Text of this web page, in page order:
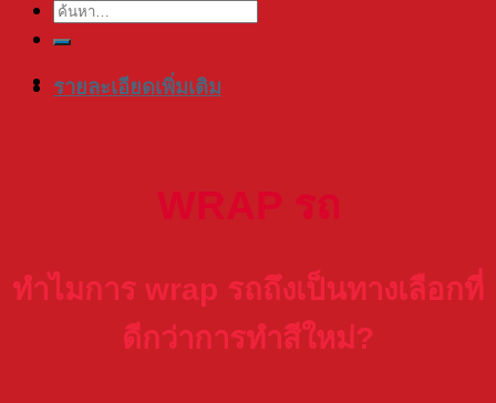
ค้นหา:
รายละเอียดเพิ่มเติม
WRAP รถ
ทำไมการ wrap รถถึงเป็นทางเลือกที่
ดีกว่าการทำสีใหม่?